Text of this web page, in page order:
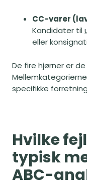
CC-varer
Kandidater til
eller
De fire hjørner er
specifikke
Hvilke
typisk
ABC-